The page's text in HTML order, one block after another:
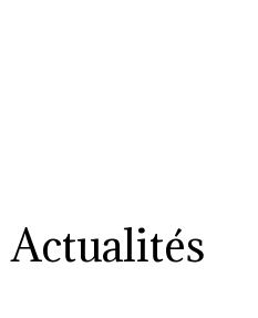
Actualités